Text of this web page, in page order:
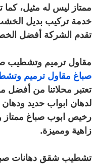
ممتاز ليس له مثيل،
خدمة تركيب بديل
تقدم الشركة أفضل
مقاول ترميم وتشطيب
صباغ مقاول ترميم وتشطيب صباغ
تعتبر محلاتنا من أفضل
لدهان ابواب حديد ودهان
رخيص ابوب صباغ ممتاز
زاهية ومميزة.
تشطيب شقق دهانات